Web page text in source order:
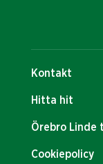
Kontakt
Hitta hit
Örebro Linde
Cookiepolicy